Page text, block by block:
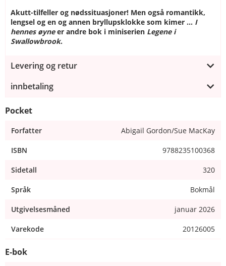
Akutt-tilfeller og nødssituasjoner! Men også romantikk,
lengsel og en og annen bryllupsklokke som kimer … I
hennes øyneer andre bok i miniserien Legene i
Swallowbrook.
Levering og retur
innbetaling
Pocket
Forfatter Abigail Gordon/Sue MacKay
ISBN 9788235100368
Sidetall 320
Språk Bokmål
Utgivelsesmåned januar 2026
Varekode 20126005
E-bok